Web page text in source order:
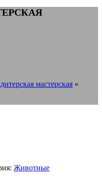
мастерская »
Животные